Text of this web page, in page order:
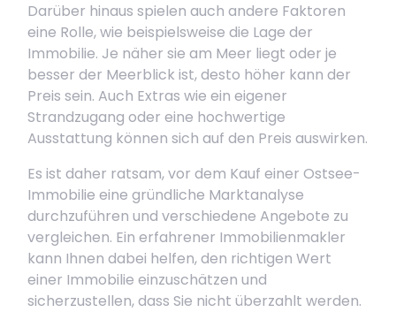
Darüber hinaus spielen auch andere Faktoren
eine Rolle, wie beispielsweise die Lage der
Immobilie. Je näher sie am Meer liegt oder je
besser der Meerblick ist, desto höher kann der
Preis sein. Auch Extras wie ein eigener
Strandzugang oder eine hochwertige
Ausstattung können sich auf den Preis auswirken.
Es ist daher ratsam, vor dem Kauf einer Ostsee-
Immobilie eine gründliche Marktanalyse
durchzuführen und verschiedene Angebote zu
vergleichen. Ein erfahrener Immobilienmakler
kann Ihnen dabei helfen, den richtigen Wert
einer Immobilie einzuschätzen und
sicherzustellen, dass Sie nicht überzahlt werden.